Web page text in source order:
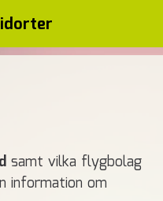
samt vilka flygbolag
information om